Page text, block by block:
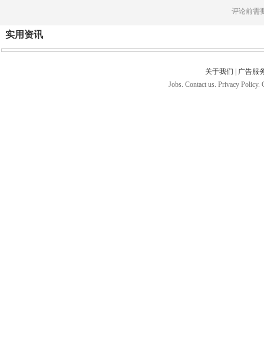
评论前需
实用资讯
关于我们
广告服
Jobs. Contact us. Privacy